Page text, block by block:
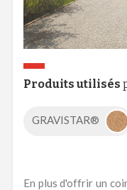
Produits utilisés
GRAVISTAR®
En plus d'offrir un